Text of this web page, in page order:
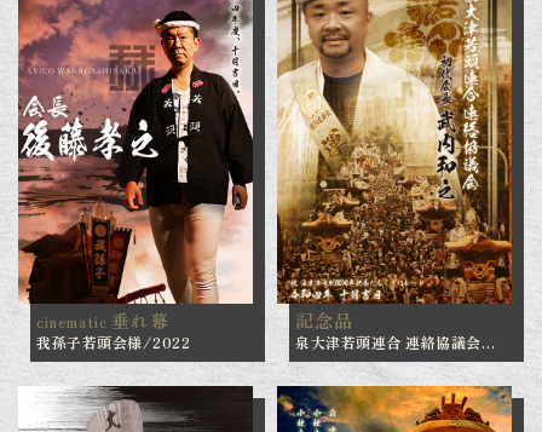
cinematic 垂れ幕
我孫子若頭会様/2022
記念品
泉大津若頭連合 連絡協議会
様/2022